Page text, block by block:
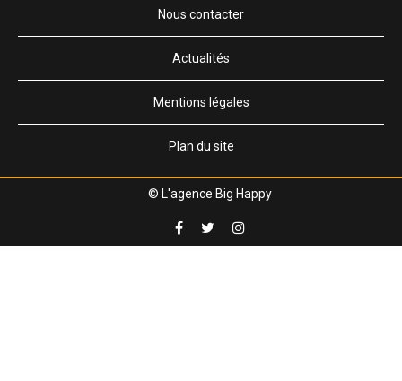
Nous contacter
Actualités
Mentions légales
Plan du site
© L'agence Big Happy